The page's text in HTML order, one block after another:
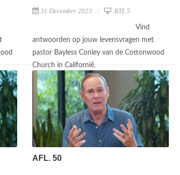
31 December 2023 RTL 5
Vind
antwoorden op jouw levensvragen met
pastor Bayless Conley van de Cottonwood
Church in Californië.
AFL. 50